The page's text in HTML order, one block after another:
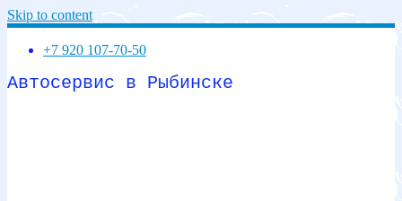
Skip to content
+7 920 107-70-50
Автосервис в Рыбинске